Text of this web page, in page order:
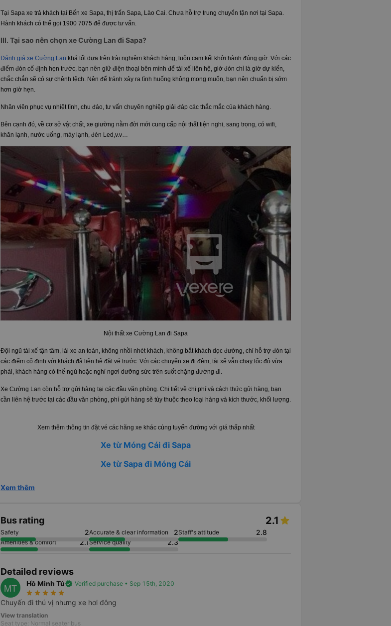
Tại Sapa xe trả khách tại Bến xe Sapa, thị trấn Sapa, Lào Cai. Chưa hỗ trợ trung chuyển tận nơi tại Sapa.
Hành khách có thể gọi 1900 7075 để được tư vấn.
III. Tại sao nên chọn xe Cường Lan đi Sapa?
Đánh giá xe Cường Lan khá tốt dựa trên trài nghiệm khách hàng, luôn cam kết khởi hành đúng giờ. Với các
điểm đón cố định hẹn trước, bạn nên giữ điện thoại bên mình để tài xế liên hệ, giờ đón chỉ là giờ dự kiến,
chắc chắn sẽ có sự chênh lệch. Nên để tránh xảy ra tình huống không mong muốn, bạn nên chuẩn bị sớm
hơn giờ hẹn.
Nhân viên phục vụ nhiệt tình, chu đáo, tư vấn chuyên nghiệp giải đáp các thắc mắc của khách hàng.
Bên cạnh đó, về cơ sở vật chất, xe giường nằm đời mới cung cấp nội thất tiện nghi, sang trọng, có wifi,
khăn lạnh, nước uống, máy lạnh, đèn Led,v.v…
Nội thất xe Cường Lan đi Sapa
Đội ngũ tài xế tận tâm, lái xe an toàn, không nhồi nhét khách, không bắt khách dọc đường, chỉ hỗ trợ đón tại
các điểm cố định với khách đã liên hệ đặt vé trước. Với các chuyến xe đi đêm, tài xế vẫn chạy tốc độ vừa
phải, khách hàng có thể ngủ hoặc nghỉ ngơi dưỡng sức trên suốt chặng đường đi.
Xe Cường Lan còn hỗ trợ gửi hàng tại các đầu văn phòng. Chi tiết về chi phí và cách thức gửi hàng, bạn
cần liên hệ trước tại các đầu văn phòng, phí gửi hàng sẽ tùy thuộc theo loại hàng và kích thước, khối lượng.
Xem thêm thông tin đặt vé các hãng xe khác cùng tuyến đường với giá thấp nhất
Xe từ Móng Cái đi Sapa
Xe từ Sapa đi Móng Cái
Xem thêm
Bus rating 2.1
Safety 2Accurate & clear information 2Staff's attitude 2.8
Amenities & comfort 2.1Service quality 2.3
Detailed reviews
MT Hồ Minh Túverified Verified purchase • Sep 15th, 2020
star_rate star_rate star_rate star_rate star_rate
Chuyến đi thú vị nhưng xe hơi đông
View translation
Seat type: Normal seater bus